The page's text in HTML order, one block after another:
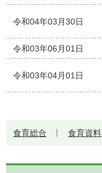
令和04年03月30日
令和03年06月01日
令和03年04月01日
食育総合 食育資料